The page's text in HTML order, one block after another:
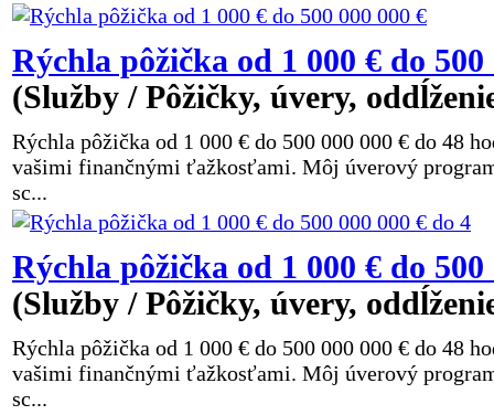
Rýchla pôžička od 1 000 € do 500
(Služby / Pôžičky, úvery,
Rýchla pôžička od 1 000 € do 500 000 000 € do 48
vašimi finančnými ťažkosťami. Môj úverový
sc...
Rýchla pôžička od 1 000 € do 500
(Služby / Pôžičky, úvery,
Rýchla pôžička od 1 000 € do 500 000 000 € do 48
vašimi finančnými ťažkosťami. Môj úverový
sc...